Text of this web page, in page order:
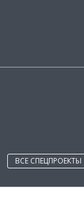
ВСЕ СПЕЦПРОЕКТЫ